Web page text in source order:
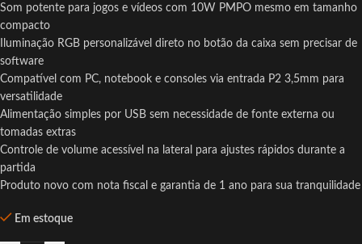
Som potente para jogos e vídeos com 10W PMPO mesmo em tamanho
compacto
Iluminação RGB personalizável direto no botão da caixa sem precisar de
software
Compatível com PC, notebook e consoles via entrada P2 3,5mm para
versatilidade
Alimentação simples por USB sem necessidade de fonte externa ou
tomadas extras
Controle de volume acessível na lateral para ajustes rápidos durante a
partida
Produto novo com nota fiscal e garantia de 1 ano para sua tranquilidade
Em estoque